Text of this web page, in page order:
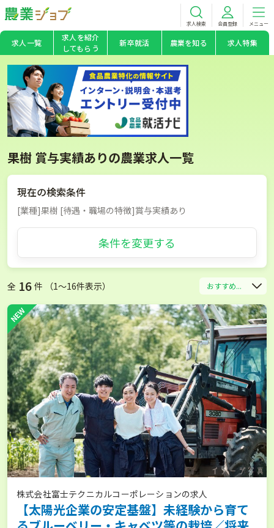
求人検索 会員登録 メニュー
求人一覧
求人を紹介
してもらう
新卒就活 農業を知る 求人特集
果樹 賞与実績ありの農業求人一覧
現在の検索条件
[業種]果樹 [待遇・職場の特徴]賞与実績あり
条件を変更する
全 16 件 （1〜16件表示） おすすめ...
NEW
株式会社富士テクニカルコーポレーションの求人
【太陽光企業の安定基盤】未経験から育て